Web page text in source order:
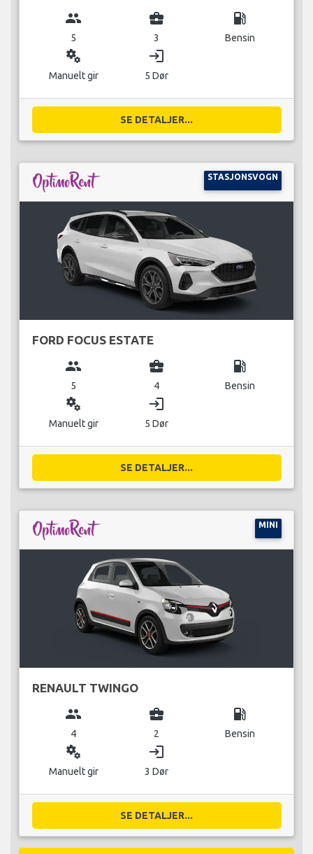
group
5
business_center
3
local_gas_station
Bensin
miscellaneous_services
Manuelt gir
login
5 Dør
SE DETALJER...
STASJONSVOGN
FORD FOCUS ESTATE
group
5
business_center
4
local_gas_station
Bensin
miscellaneous_services
Manuelt gir
login
5 Dør
SE DETALJER...
MINI
RENAULT TWINGO
group
4
business_center
2
local_gas_station
Bensin
miscellaneous_services
Manuelt gir
login
3 Dør
SE DETALJER...